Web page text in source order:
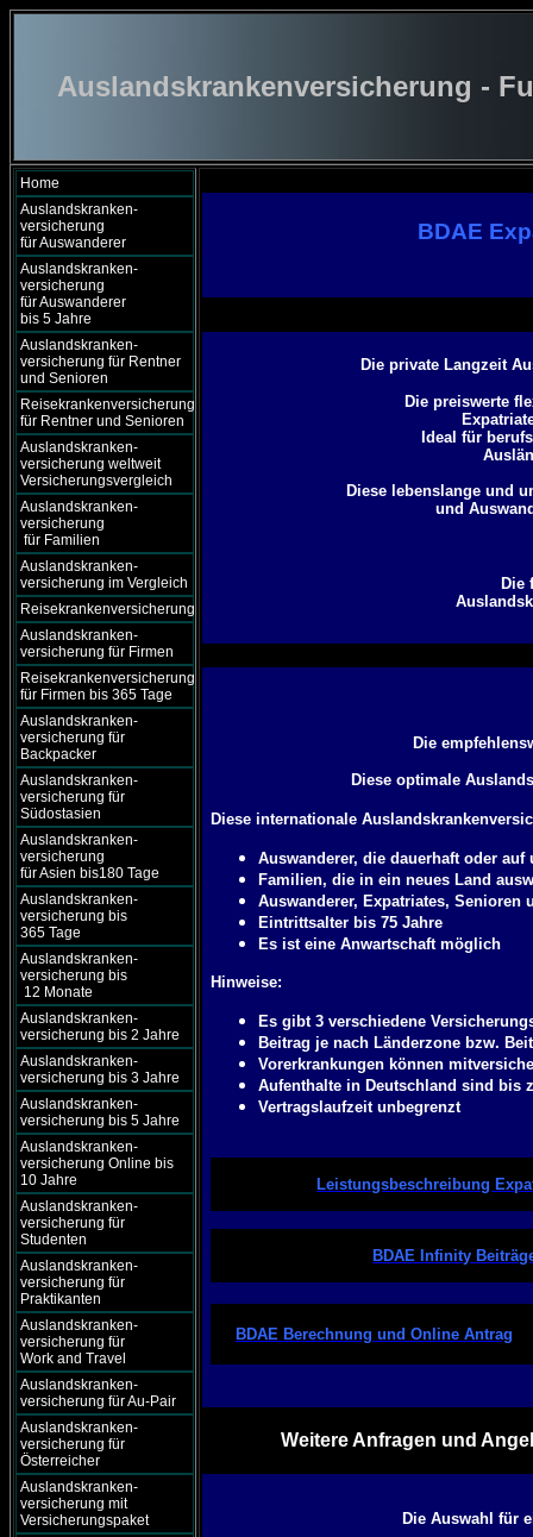
Auslandskrankenversicherung -
Home
Auslandskranken-
versicherung
für Auswanderer
Auslandskranken-
versicherung
für Auswanderer
bis 5 Jahre
Auslandskranken-
versicherung für Rentner
und Senioren
Reisekrankenversicherung
für Rentner und Senioren
Auslandskranken-
versicherung weltweit
Versicherungsvergleich
Auslandskranken-
versicherung
für Familien
Auslandskranken-
versicherung im Vergleich
Reisekrankenversicherung
Auslandskranken-
versicherung für Firmen
Reisekrankenversicherung
für Firmen bis 365 Tage
Auslandskranken-
versicherung für
Backpacker
Auslandskranken-
versicherung für
Südostasien
Auslandskranken-
versicherung
für Asien bis180 Tage
Auslandskranken-
versicherung bis
365 Tage
Auslandskranken-
versicherung bis
12 Monate
Auslandskranken-
versicherung bis 2 Jahre
Auslandskranken-
versicherung bis 3 Jahre
Auslandskranken-
versicherung bis 5 Jahre
Auslandskranken-
versicherung Online bis
10 Jahre
Auslandskranken-
versicherung für
Studenten
Auslandskranken-
versicherung für
Praktikanten
Auslandskranken-
versicherung für
Work and Travel
Auslandskranken-
versicherung für Au-Pair
Auslandskranken-
versicherung für
Österreicher
Auslandskranken-
versicherung mit
Versicherungspaket
BDAE
Die private Langzeit
Die preiswerte
Ideal für
Diese lebenslange und
und
Die
Die
Diese optimale
Diese internationale
Auswanderer, die dauerhaft oder
Familien, die in ein neues Land
Auswanderer, Expatriates, Senioren
Eintrittsalter bis 75 Jahre
Es ist eine Anwartschaft möglich
Hinweise:
Es gibt 3 verschiedene
Beitrag je nach Länderzone bzw.
Vorerkrankungen können
Aufenthalte in Deutschland sind bis
Vertragslaufzeit unbegrenzt
Leistungsbeschreibung
BDAE Infinity
BDAE Berechnung und Online Antrag
Weitere Anfragen und
Die Auswahl für